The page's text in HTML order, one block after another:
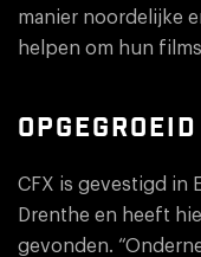
manier noordelijke
helpen om hun
CFX is gevestigd in
Drenthe en heeft
gevonden.